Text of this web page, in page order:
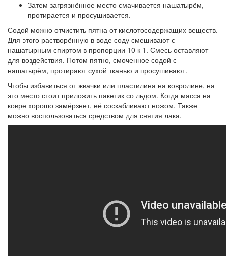
Затем загрязнённое место смачивается нашатырём,
протирается и просушивается.
Содой можно отчистить пятна от кислотосодержащих веществ.
Для этого растворённую в воде соду смешивают с
нашатырным спиртом в пропорции 10 к 1. Смесь оставляют
для воздействия. Потом пятно, смоченное содой с
нашатырём, протирают сухой тканью и просушивают.
Чтобы избавиться от жвачки или пластилина на ковролине, на
это место стоит приложить пакетик со льдом. Когда масса на
ковре хорошо замёрзнет, её соскабливают ножом. Также
можно воспользоваться средством для снятия лака.